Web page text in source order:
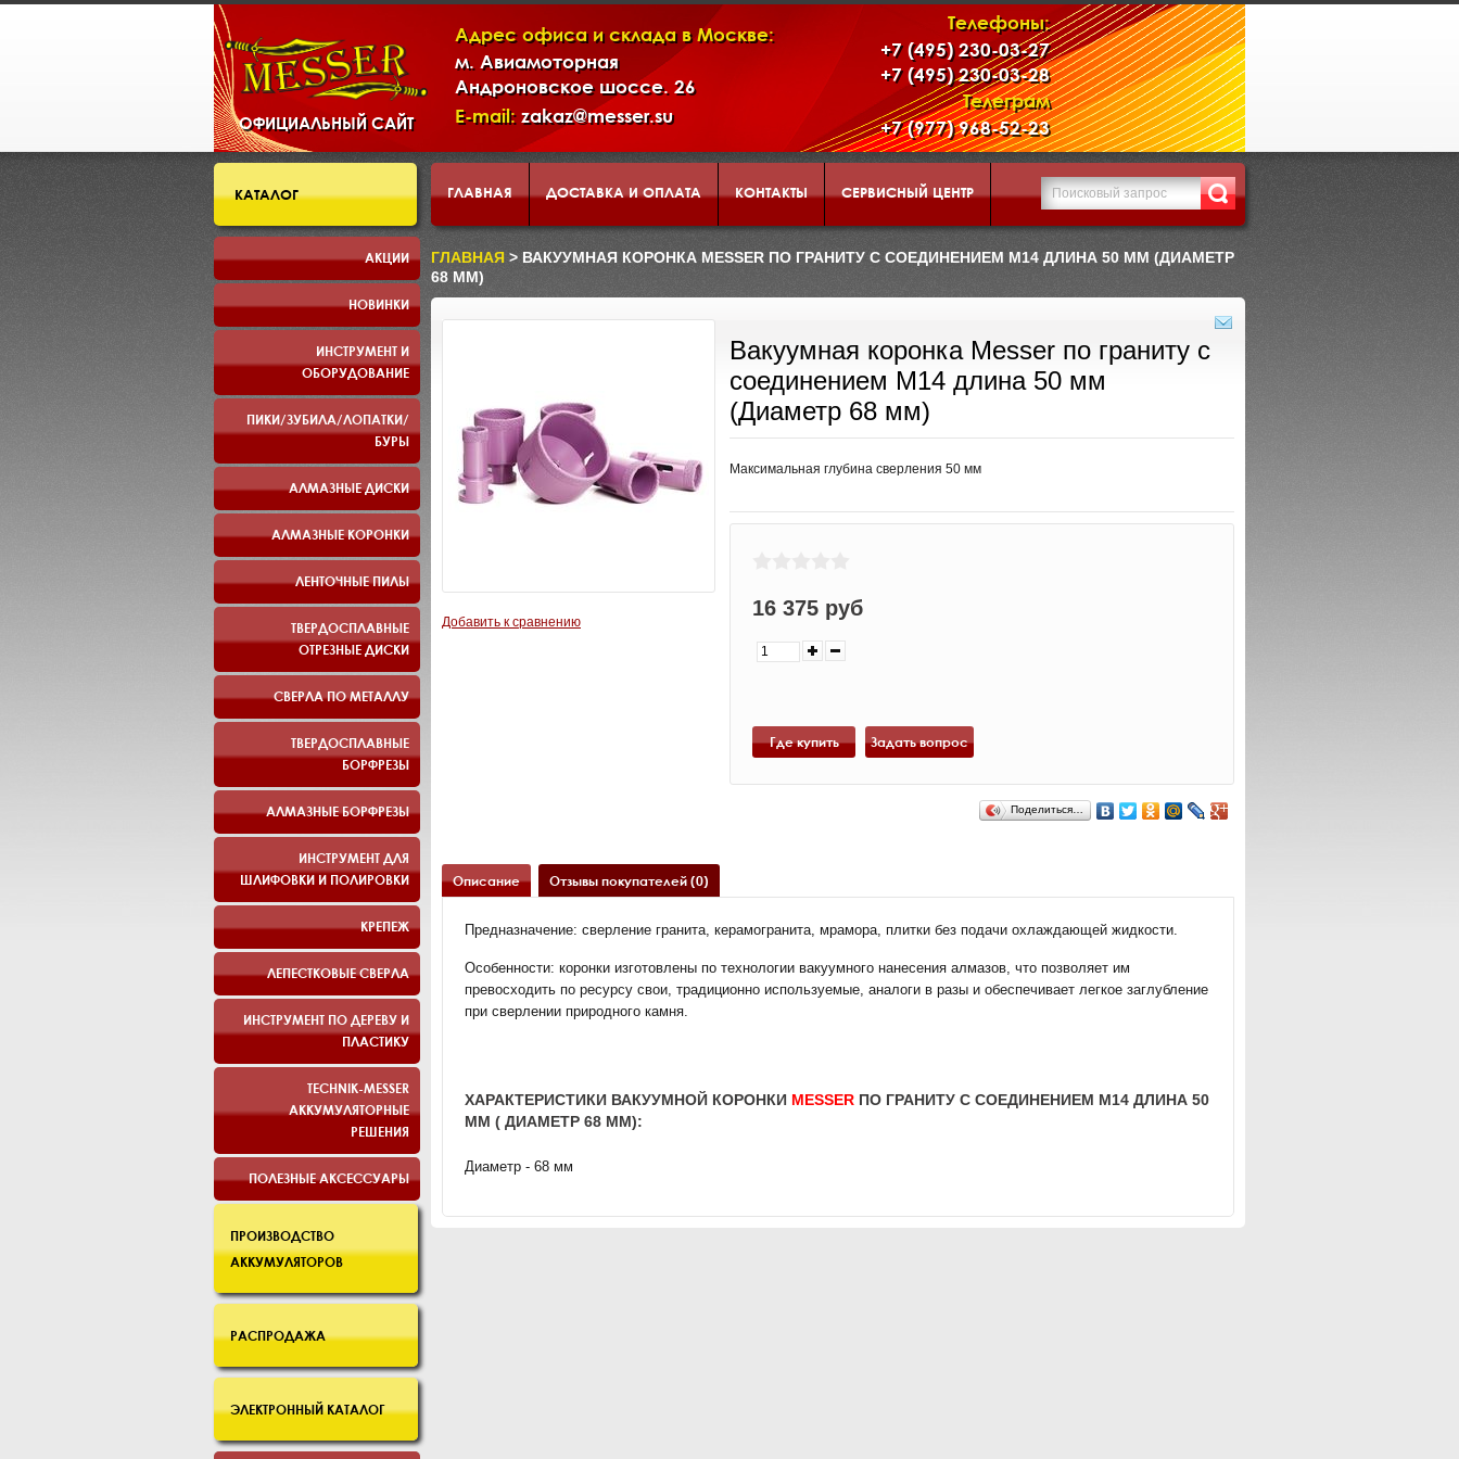
ОФИЦИАЛЬНЫЙ САЙТ
Адрес офиса и склада в Москве:
м. Авиамоторная
Андроновское шоссе. 26
E-mail:zakaz@messer.su
Телефоны:
+7 (495) 230-03-27
+7 (495) 230-03-28
Телеграм
+7 (977) 968-52-23
ГЛАВНАЯ ДОСТАВКА И ОПЛАТА КОНТАКТЫ СЕРВИСНЫЙ ЦЕНТР
СКЛАД КОРЗИНА О НАС
ПРЕЗЕНТАЦИЯ ИНСТРУМЕНТА И ОБОРУДОВАНИЯ MESSER
КАТАЛОГ
АКЦИИ
НОВИНКИ
ИНСТРУМЕНТ И
ОБОРУДОВАНИЕ
ПИКИ/ЗУБИЛА/ЛОПАТКИ/
БУРЫ
АЛМАЗНЫЕ ДИСКИ
АЛМАЗНЫЕ КОРОНКИ
ЛЕНТОЧНЫЕ ПИЛЫ
ТВЕРДОСПЛАВНЫЕ
ОТРЕЗНЫЕ ДИСКИ
СВЕРЛА ПО МЕТАЛЛУ
ТВЕРДОСПЛАВНЫЕ
БОРФРЕЗЫ
АЛМАЗНЫЕ БОРФРЕЗЫ
ИНСТРУМЕНТ ДЛЯ
ШЛИФОВКИ И ПОЛИРОВКИ
КРЕПЕЖ
ЛЕПЕСТКОВЫЕ СВЕРЛА
ИНСТРУМЕНТ ПО ДЕРЕВУ И
ПЛАСТИКУ
TECHNIK-MESSER
АККУМУЛЯТОРНЫЕ
РЕШЕНИЯ
ПОЛЕЗНЫЕ АКСЕССУАРЫ
ПРОИЗВОДСТВО
АККУМУЛЯТОРОВ
РАСПРОДАЖА
ЭЛЕКТРОННЫЙ КАТАЛОГ
ГЛАВНАЯ > ВАКУУМНАЯ КОРОНКА MESSER ПО ГРАНИТУ С СОЕДИНЕНИЕМ М14 ДЛИНА 50 ММ (ДИАМЕТР
68 ММ)
Вакуумная коронка Messer по граниту с
соединением М14 длина 50 мм
(Диаметр 68 мм)
Максимальная глубина сверления 50 мм
16 375 руб
Где купить
Поделиться…
Добавить к сравнению
Описание Отзывы покупателей (0)
Предназначение: сверление гранита, керамогранита, мрамора, плитки без подачи охлаждающей жидкости.
Особенности: коронки изготовлены по технологии вакуумного нанесения алмазов, что позволяет им
превосходить по ресурсу свои, традиционно используемые, аналоги в разы и обеспечивает легкое заглубление
при сверлении природного камня.
ХАРАКТЕРИСТИКИ ВАКУУМНОЙ КОРОНКИ MESSER ПО ГРАНИТУ С СОЕДИНЕНИЕМ M14 ДЛИНА 50
ММ ( ДИАМЕТР 68 ММ):
Диаметр - 68 мм